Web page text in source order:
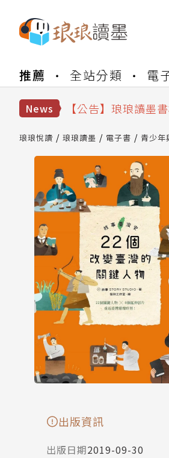
推薦 全站分類 電
News
【公告】因
【公告】琅琅讀墨
【公告】琅琅書店
【公告】因
琅琅悅讀 琅琅讀墨 電子書 青少年
出版資訊
出版日期2019-09-30